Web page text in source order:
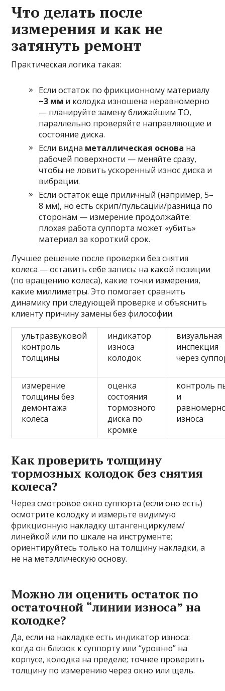
Что делать после
измерения и как не
затянуть ремонт
Практическая логика такая:
Если остаток по фрикционному материалу
~3 мм и колодка изношена неравномерно
— планируйте замену ближайшим ТО,
параллельно проверяйте направляющие и
состояние диска.
Если видна металлическая основа на
рабочей поверхности — меняйте сразу,
чтобы не ловить ускоренный износ диска и
вибрации.
Если остаток еще приличный (например, 5–
8 мм), но есть скрип/пульсации/разница по
сторонам — измерение продолжайте:
плохая работа суппорта может «убить»
материал за короткий срок.
Лучшее решение после проверки без снятия
колеса — оставить себе запись: на какой позиции
(по вращению колеса), какие точки измерения,
какие миллиметры. Это помогает сравнить
динамику при следующей проверке и объяснить
клиенту причину замены без философии.
ультразвуковой
контроль
толщины
индикатор
износа
колодок
визуальная
инспекция
через
измерение
толщины без
демонтажа
колеса
оценка
состояния
тормозного
диска по
кромке
контроль
и
износа
Как проверить толщину
тормозных колодок без снятия
колеса?
Через смотровое окно суппорта (если оно есть)
осмотрите колодку и измерьте видимую
фрикционную накладку штангенциркулем/
линейкой или по шкале на инструменте;
ориентируйтесь только на толщину накладки, а
не на металлическую основу.
Можно ли оценить остаток по
остаточной “линии износа” на
колодке?
Да, если на накладке есть индикатор износа:
когда он близок к суппорту или “уровню” на
корпусе, колодка на пределе; точнее проверить
толщину по измерению через окно или щель.